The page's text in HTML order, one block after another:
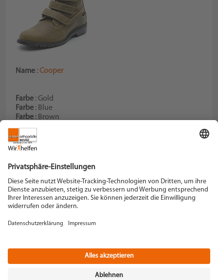
Name :Cooper
Farbe : Gold
Farbe : Blue
Farbe : Brown
Farbe: Forrest
Schein Orthopädie Service KG
42897 Remscheid
Tel. +49 2191 910-0
remscheid[at]schein.de
YouTube
+49 2191 910-200